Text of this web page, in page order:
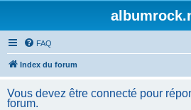
FAQ
Index du forum
Vous devez être connecté pour
forum.